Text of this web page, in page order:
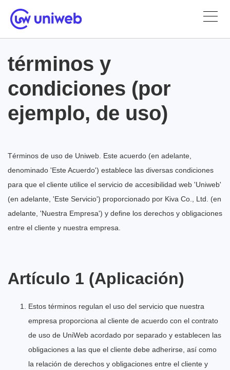
términos y
condiciones (por
ejemplo, de uso)
Términos de uso de Uniweb. Este acuerdo (en adelante,
denominado 'Este Acuerdo') establece las diversas condiciones
para que el cliente utilice el servicio de accesibilidad web 'Uniweb'
(en adelante, 'Este Servicio') proporcionado por Kiva Co., Ltd. (en
adelante, 'Nuestra Empresa') y define los derechos y obligaciones
entre el cliente y nuestra empresa.
Artículo 1 (Aplicación)
Estos términos regulan el uso del servicio que nuestra
empresa proporciona al cliente de acuerdo con el contrato
de uso de UniWeb acordado por separado y establecen las
obligaciones a las que el cliente debe adherirse, así como
la relación de derechos y obligaciones entre el cliente y